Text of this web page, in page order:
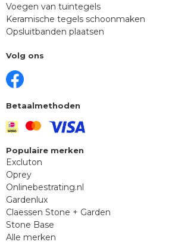
Voegen van tuintegels
Keramische tegels schoonmaken
Opsluitbanden plaatsen
Volg ons
Betaalmethoden
Populaire merken
Excluton
Oprey
Onlinebestrating.nl
Gardenlux
Claessen Stone + Garden
Stone Base
Alle merken